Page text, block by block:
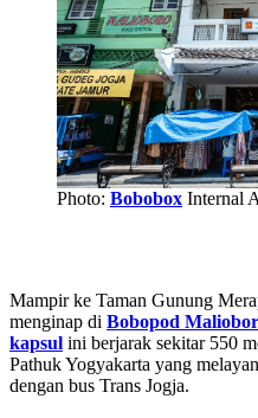
Photo: Bobobox Internal
Mampir ke Taman Gunung
menginap di Bobopod
kapsul ini berjarak sekitar 550
Pathuk Yogyakarta yang
dengan bus Trans Jogja.